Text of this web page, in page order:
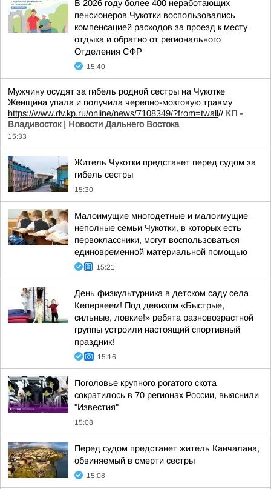
В 2026 году более 400 неработающих
пенсионеров Чукотки воспользовались
компенсацией расходов за проезд к месту
отдыха и обратно от регионального
Отделения СФР
15:40
Мужчину осудят за гибель родной сестры на Чукотке
Женщина упала и получила черепно-мозговую травму
https://www.dv.kp.ru/online/news/7108349/?from=twall// КП -
Владивосток | Новости Дальнего Востока
15:33
Житель Чукотки предстанет перед судом за
гибель сестры
15:30
Малоимущие многодетные и малоимущие
неполные семьи Чукотки, в которых есть
первоклассники, могут воспользоваться
единовременной материальной помощью
15:21
День физкультурника в детском саду села
Кепервеем! Под девизом «Быстрые,
сильные, ловкие!» ребята разновозрастной
группы устроили настоящий спортивный
праздник!
15:16
Поголовье крупного рогатого скота
сократилось в 70 регионах России, выяснили
"Известия"
15:08
Перед судом предстанет житель Канчалана,
обвиняемый в смерти сестры
15:08